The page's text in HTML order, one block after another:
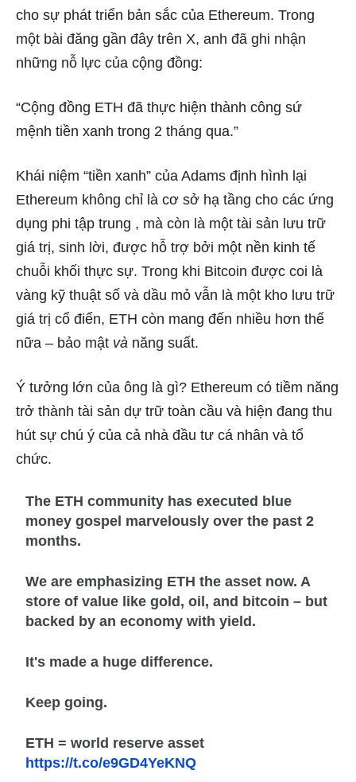
cho sự phát triển bản sắc của Ethereum. Trong
một bài đăng gần đây trên X, anh đã ghi nhận
những nỗ lực của cộng đồng:
“Cộng đồng ETH đã thực hiện thành công sứ
mệnh tiền xanh trong 2 tháng qua.”
Khái niệm “tiền xanh” của Adams định hình lại
Ethereum không chỉ là cơ sở hạ tầng cho các ứng
dụng phi tập trung , mà còn là một tài sản lưu trữ
giá trị, sinh lời, được hỗ trợ bởi một nền kinh tế
chuỗi khối thực sự. Trong khi Bitcoin được coi là
vàng kỹ thuật số và dầu mỏ vẫn là một kho lưu trữ
giá trị cổ điển, ETH còn mang đến nhiều hơn thế
nữa – bảo mật và năng suất.
Ý tưởng lớn của ông là gì? Ethereum có tiềm năng
trở thành tài sản dự trữ toàn cầu và hiện đang thu
hút sự chú ý của cả nhà đầu tư cá nhân và tổ
chức.
The ETH community has executed blue
money gospel marvelously over the past 2
months.
We are emphasizing ETH the asset now. A
store of value like gold, oil, and bitcoin – but
backed by an economy with yield.
It's made a huge difference.
Keep going.
ETH = world reserve asset
https://t.co/e9GD4YeKNQ